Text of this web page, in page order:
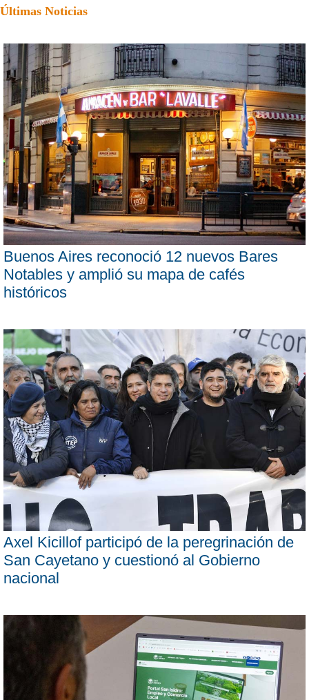
Últimas Noticias
Buenos Aires reconoció 12 nuevos Bares
Notables y amplió su mapa de cafés
históricos
Axel Kicillof participó de la peregrinación de
San Cayetano y cuestionó al Gobierno
nacional